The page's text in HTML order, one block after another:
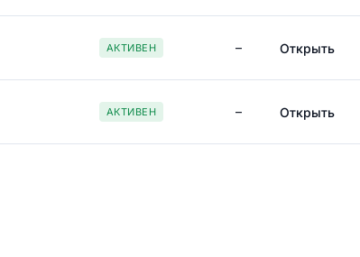
АКТИВЕН – Открыть
АКТИВЕН – Открыть